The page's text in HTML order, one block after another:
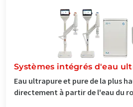
Systèmes intégrés d'eau
Eau ultrapure et pure de la plus
directement à partir de l'eau du